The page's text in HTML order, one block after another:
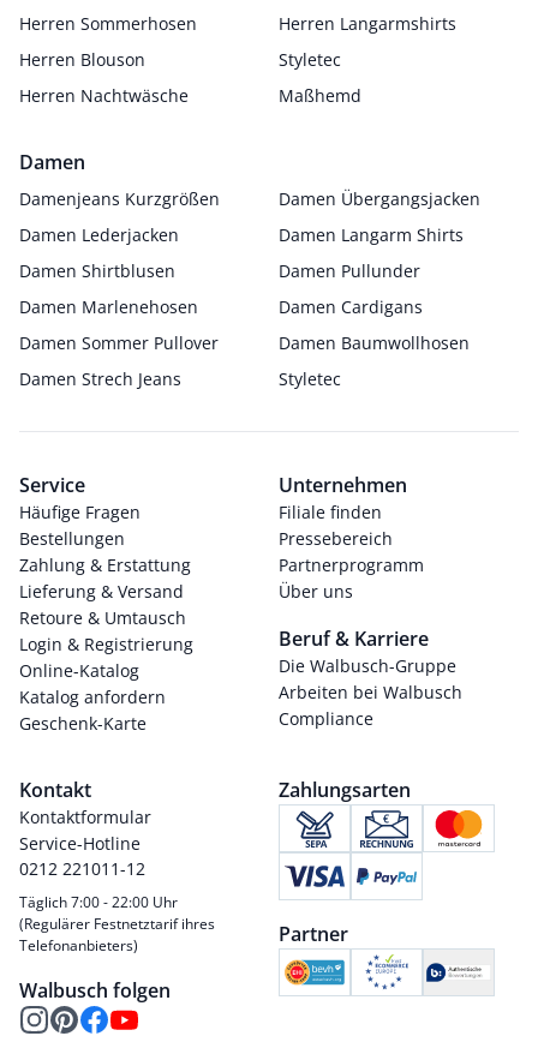
Herren Sommerhosen
Herren Langarmshirts
Herren Blouson
Styletec
Herren Nachtwäsche
Maßhemd
Damen
Damenjeans Kurzgrößen
Damen Übergangsjacken
Damen Lederjacken
Damen Langarm Shirts
Damen Shirtblusen
Damen Pullunder
Damen Marlenehosen
Damen Cardigans
Damen Sommer Pullover
Damen Baumwollhosen
Damen Strech Jeans
Styletec
Service
Häufige Fragen
Bestellungen
Zahlung & Erstattung
Lieferung & Versand
Retoure & Umtausch
Login & Registrierung
Online-Katalog
Katalog anfordern
Geschenk-Karte
Unternehmen
Filiale finden
Pressebereich
Partnerprogramm
Über uns
Beruf & Karriere
Die Walbusch-Gruppe
Arbeiten bei Walbusch
Compliance
Kontakt
Kontaktformular
Service-Hotline
0212 221011-12
Täglich 7:00 - 22:00 Uhr
(Regulärer Festnetztarif ihres
Telefonanbieters)
Walbusch folgen
Zahlungsarten
Partner